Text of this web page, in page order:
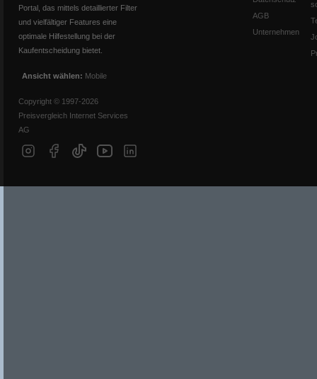
Portal, das mittels detaillierter Filter
und vielfältiger Features eine
optimale Hilfestellung bei der
Kaufentscheidung bietet.
Ansicht wählen: Mobile
Copyright © 1997-2026
Preisvergleich Internet Services
AG
AGB
Unternehmen